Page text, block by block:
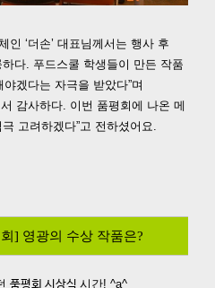
인 ‘더손’ 대표님께서는 행사 후
다. 푸드스쿨 학생들이 만든 작품
겠다는 자극을 받았다”며
감사하다. 이번 품평회에 나온 메
고려하겠다”고 전하셨어요.
] 영광의 수상 작품은?
품평회 시상식 시간! ^a^